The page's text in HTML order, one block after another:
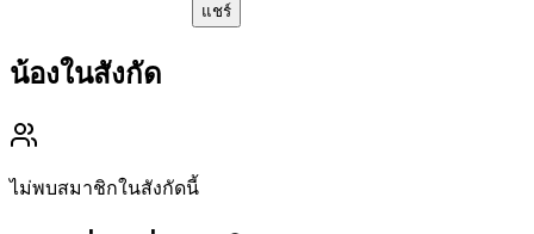
แชร์
น้องในสังกัด
ไม่พบสมาชิกในสังกัดนี้